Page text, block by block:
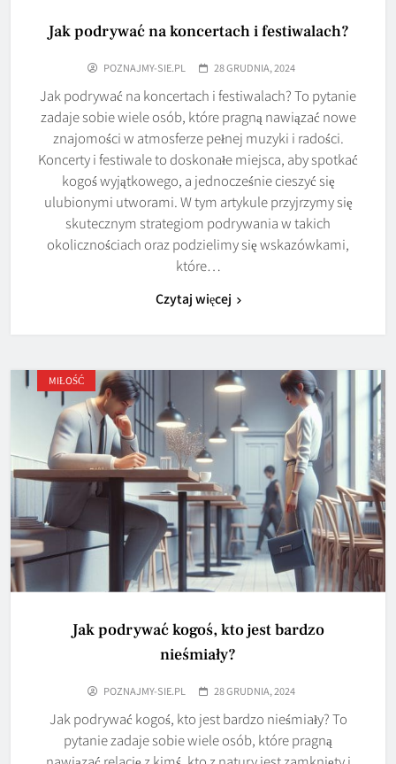
Jak podrywać na koncertach i festiwalach?
POZNAJMY-SIE.PL 28 GRUDNIA, 2024
Jak podrywać na koncertach i festiwalach? To pytanie
zadaje sobie wiele osób, które pragną nawiązać nowe
znajomości w atmosferze pełnej muzyki i radości.
Koncerty i festiwale to doskonałe miejsca, aby spotkać
kogoś wyjątkowego, a jednocześnie cieszyć się
ulubionymi utworami. W tym artykule przyjrzymy się
skutecznym strategiom podrywania w takich
okolicznościach oraz podzielimy się wskazówkami,
które…
Czytaj więcej
MIŁOŚĆ
Jak podrywać kogoś, kto jest bardzo
nieśmiały?
POZNAJMY-SIE.PL 28 GRUDNIA, 2024
Jak podrywać kogoś, kto jest bardzo nieśmiały? To
pytanie zadaje sobie wiele osób, które pragną